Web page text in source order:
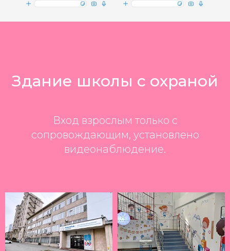
Здание школы с охраной
Вход взрослым только с
сопровождающим, установлено
видеонаблюдение.